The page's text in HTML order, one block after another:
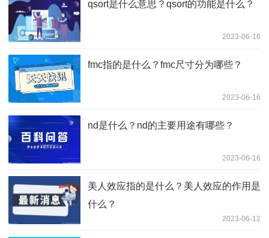
qsort是什么意思？qsort的功能是什么？
2023-06-16
fmc指的是什么？fmc尺寸分为哪些？
2023-06-16
nd是什么？nd的主要用途有哪些？
2023-06-16
美人效应指的是什么？美人效应的作用是
什么？
2023-06-12